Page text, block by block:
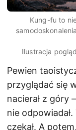
Kung-fu to
Ilustracja
Pewien
przyglądać się
nacierał z góry
nie
czekał. A